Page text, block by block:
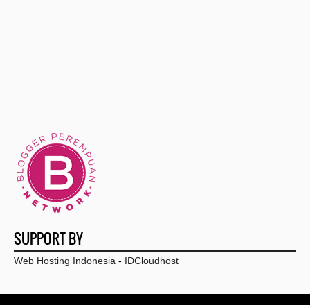
▼2009 (71)
▼ December (5)
Pertemuan Pertama
Teruntuk Dirimu
SUPPORT BY
Web Hosting Indonesia - IDCloudhost